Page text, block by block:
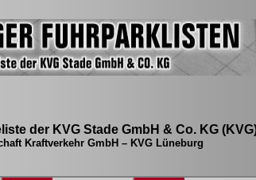
der KVG Stade GmbH & Co. KG
Kraftverkehr GmbH – KVG Lüneburg